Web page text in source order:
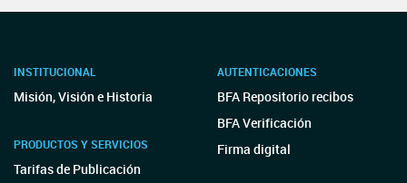
INSTITUCIONAL
Misión, Visión e Historia
PRODUCTOS Y SERVICIOS
Tarifas de Publicación
AUTENTICACIONES
BFA Repositorio recibos
BFA Verificación
Firma digital